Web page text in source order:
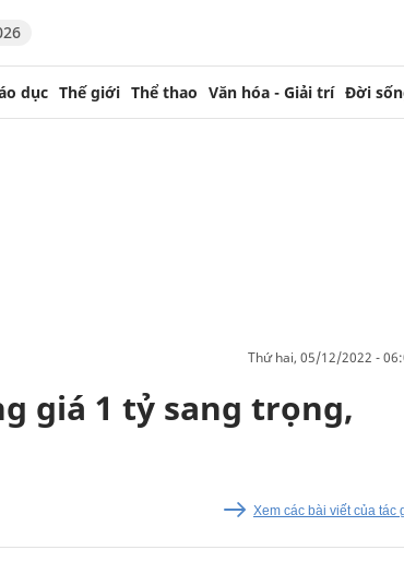
dục Thế giới Thể thao Văn hóa - Giải trí Đời
thứ hai, 05/12/2022 -
giá 1 tỷ sang trọng,
Xem các bài viết của tác